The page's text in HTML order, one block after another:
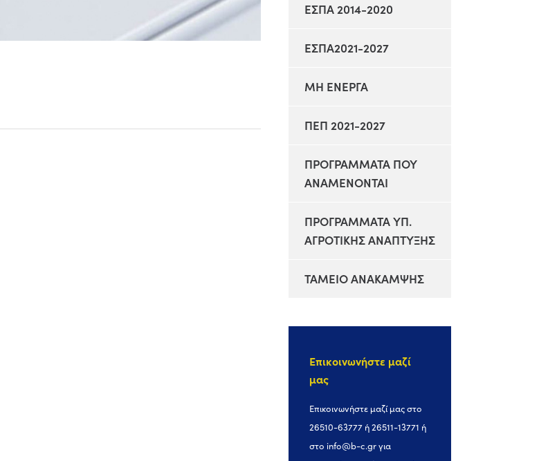
ΕΣΠΑ 2014-2020
ΕΣΠΑ2021-2027
ΜΗ ΕΝΕΡΓΑ
ΠΕΠ 2021-2027
ΠΡΟΓΡΑΜΜΑΤΑ ΠΟΥ
ΑΝΑΜΕΝΟΝΤΑΙ
ΠΡΟΓΡΑΜΜΑΤΑ ΥΠ.
ΑΓΡΟΤΙΚΗΣ ΑΝΑΠΤΥΞΗΣ
ΤΑΜΕΙΟ ΑΝΑΚΑΜΨΗΣ
Επικοινωνήστε μαζί
μας
Επικοινωνήστε μαζί μας στο
26510-63777 ή 26511-13771 ή
στο info@b-c.grγια